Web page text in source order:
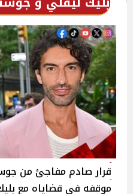
قرار صادم مفاجئ من
موقفه في قضاياه مع